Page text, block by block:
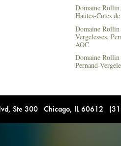
Domaine
Hautes-Cotes
Domaine
Vergelesses,
AOC
Domaine
Pernand-
Ste 300 Chicago, IL 60612